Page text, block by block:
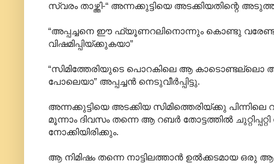
സ്വരം താഴ്ത്തി-“ അന്നക്കുട്ടിയെ അടക്കിയതിന്റെ
“അപ്പച്ചനെ ഈ ഫ്യൂണറലിനൊന്നും കൊണ്ടു
വിഷമിപ്പിയ്ക്കുകയാ”
“സിമിത്തേരിയുടെ പൊറകിലെ ആ കാടൊണ്ടല്ലൊ
പോലെയാ” അപ്പച്ചൻ നെടുവീർപ്പിട്ടു.
അന്നക്കുട്ടിയെ അടക്കിയ സിമിത്തെരിയ്ക്കു പിന്നിലെ
മൂന്നാം ദിവസം തന്നെ ആ റബർ തോട്ടത്തിൽ
നോക്കിയിരിക്കും.
ആ നിമിഷം തന്നെ നാട്ടിലത്താൻ ഉൽക്കടമായ ഒരു